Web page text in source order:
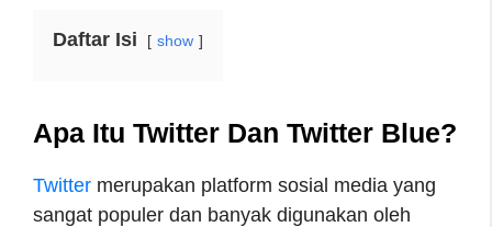
Daftar Isi show
Apa Itu Twitter Dan Twitter Blue?
Twitter merupakan platform sosial media yang
sangat populer dan banyak digunakan oleh